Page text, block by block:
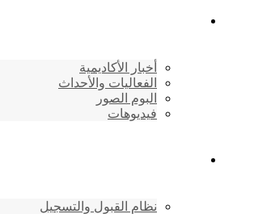
أخبار الأكاديمية
الفعاليات والأحداث
البوم الصور
فيديوهات
نظام القبول والتسجيل